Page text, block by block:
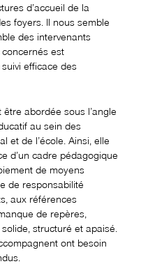
d’accueil de la
foyers. Il nous semble
des intervenants
est
efficace des
abordée sous l’angle
au sein des
et de l’école. Ainsi, elle
d’un cadre pédagogique
de moyens
de responsabilité
aux références
de repères,
structuré et apaisé.
ont besoin